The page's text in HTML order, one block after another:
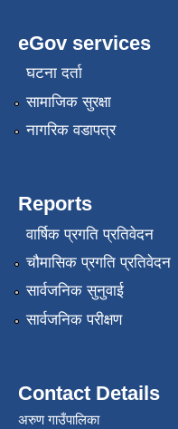
eGov services
घटना दर्ता
सामाजिक सुरक्षा
नागरिक वडापत्र
Reports
वार्षिक प्रगति प्रतिवेदन
चौमासिक प्रगति प्रतिवेदन
सार्वजनिक सुनुवाई
सार्वजनिक परीक्षण
Contact Details
अरुण गाउँपालिका